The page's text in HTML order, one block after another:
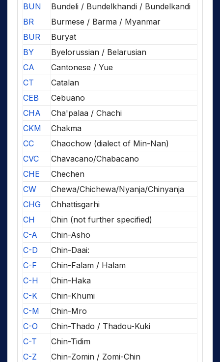
BUN
Bundeli / Bundelkhandi / Bundelkandi
BR
Burmese / Barma / Myanmar
BUR
Buryat
BY
Byelorussian / Belarusian
CA
Cantonese / Yue
CT
Catalan
CEB
Cebuano
CHA
Cha'palaa / Chachi
CKM
Chakma
CC
Chaochow (dialect of Min-Nan)
CVC
Chavacano/Chabacano
CHE
Chechen
CW
Chewa/Chichewa/Nyanja/Chinyanja
CHG
Chhattisgarhi
CH
Chin (not further specified)
C-A
Chin-Asho
C-D
Chin-Daai:
C-F
Chin-Falam / Halam
C-H
Chin-Haka
C-K
Chin-Khumi
C-M
Chin-Mro
C-O
Chin-Thado / Thadou-Kuki
C-T
Chin-Tidim
C-Z
Chin-Zomin / Zomi-Chin